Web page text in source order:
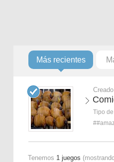
Más recientes
Tipo
Tenemos 1 juegos